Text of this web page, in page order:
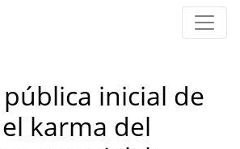
inicial de
karma del